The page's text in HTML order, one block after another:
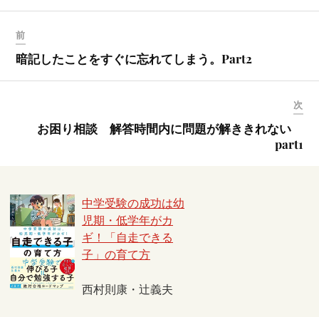
前
暗記したことをすぐに忘れてしまう。Part2
次
お困り相談 解答時間内に問題が解ききれない
part1
中学受験の成功は幼
児期・低学年がカ
ギ！「自走できる
子」の育て方
西村則康・辻義夫